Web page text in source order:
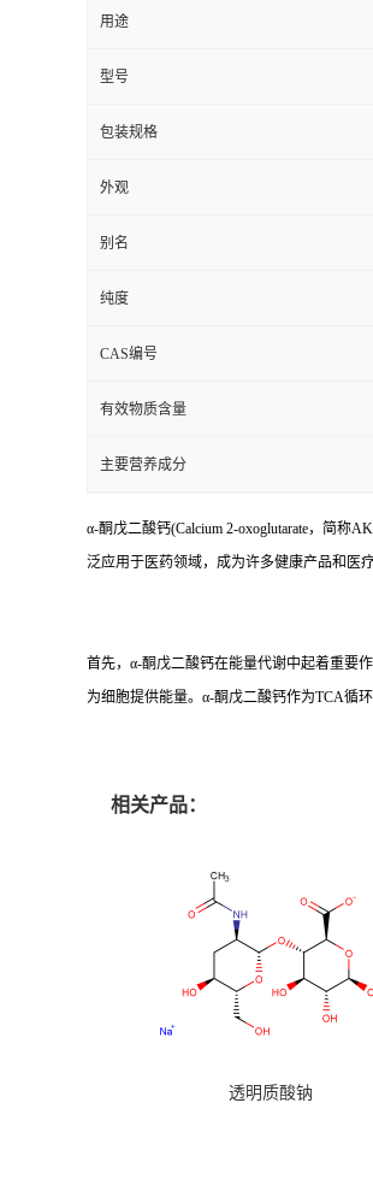
用途
型号
包装规格
外观
别名
纯度
CAS编号
有效物质含量
主要营养成分
α-酮戊二酸钙(Calcium 2-oxoglutarate，简
泛应用于医药领域，成为许多健康产品和医
首先，α-酮戊二酸钙在能量代谢中起着重要
为细胞提供能量。α-酮戊二酸钙作为TCA循
相关产品：
透明质酸钠